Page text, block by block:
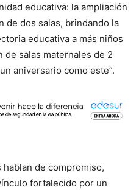
educativa: la ampliación
de dos salas, brindando la
educativa a más niños
de salas maternales de 2
aniversario como este”.
hablan de compromiso,
fortalecido por un